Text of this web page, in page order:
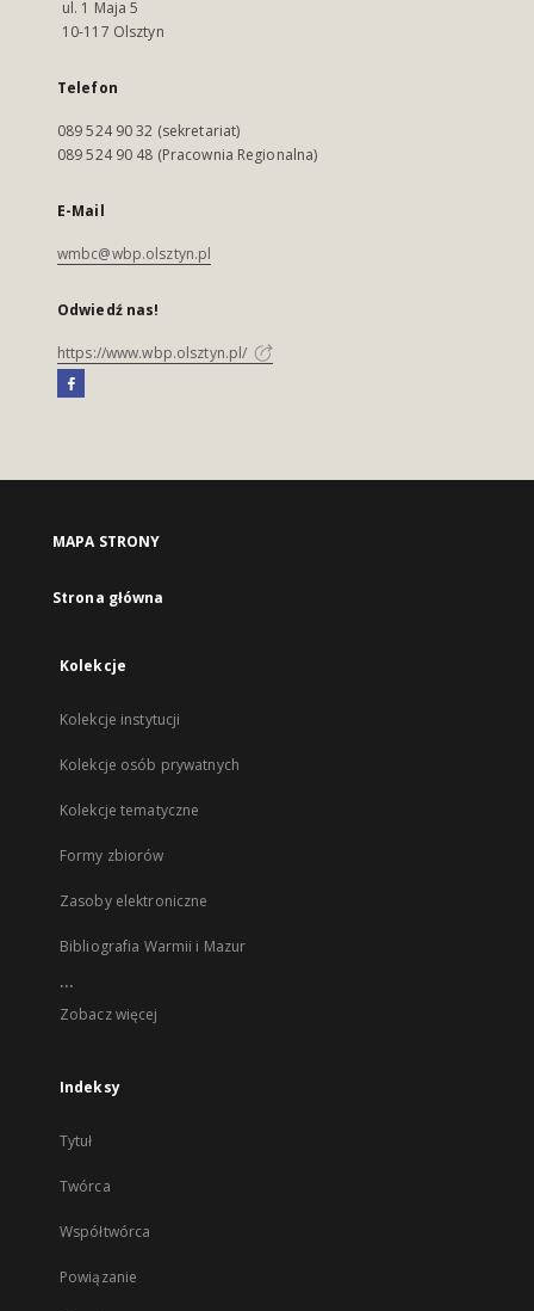
ul. 1 Maja 5
10-117 Olsztyn
Telefon
089 524 90 32 (sekretariat)
089 524 90 48 (Pracownia Regionalna)
E-Mail
wmbc@wbp.olsztyn.pl
Odwiedź nas!
https://www.wbp.olsztyn.pl/
MAPA STRONY
Strona główna
Kolekcje
Kolekcje instytucji
Kolekcje osób prywatnych
Kolekcje tematyczne
Formy zbiorów
Zasoby elektroniczne
Bibliografia Warmii i Mazur
...
Zobacz więcej
Indeksy
Tytuł
Twórca
Współtwórca
Powiązanie